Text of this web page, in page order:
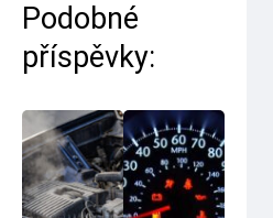
Podobné
příspěvky: